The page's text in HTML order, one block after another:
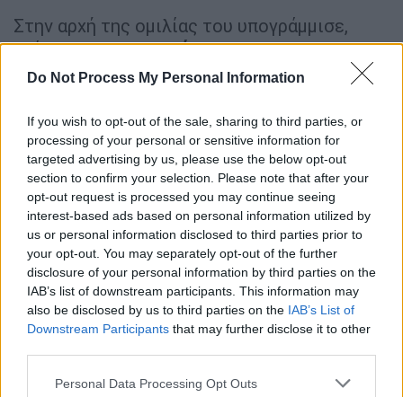
Do Not Process My Personal Information
If you wish to opt-out of the sale, sharing to third parties, or
processing of your personal or sensitive information for
targeted advertising by us, please use the below opt-out
section to confirm your selection. Please note that after your
opt-out request is processed you may continue seeing
interest-based ads based on personal information utilized by
us or personal information disclosed to third parties prior to
your opt-out. You may separately opt-out of the further
disclosure of your personal information by third parties on the
IAB’s list of downstream participants. This information may
also be disclosed by us to third parties on the IAB’s List of
Downstream Participants that may further disclose it to other
Please note that this website/app uses one or more Google
Personal Data Processing Opt Outs
Στην αρχή της ομιλίας του υπογράμμισε,
επίσης, τησημαντικότητατου
«ναδιασφαλίσουμε ενεργειακές πηγές και
γεωπολιτικές εντάσεις».
ΔΙΑΒΑΣΤΕ ΕΠΙΣΗΣ
Πολιτική|07.11.2025 06:38
Πώς η Ελλάδα γίνεται μέρος του
δόγματος Τραμπ και αναβαθμίζει τον
ρόλο της